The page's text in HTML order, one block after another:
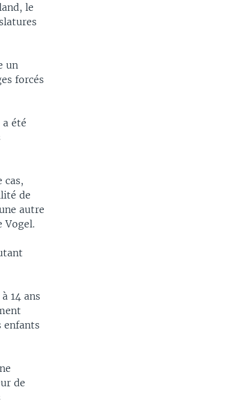
le
un
forcés
été
cas,
de
autre
Vogel.
14 ans
enfants
de